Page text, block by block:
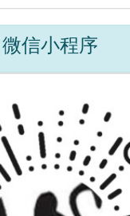
微信小程序